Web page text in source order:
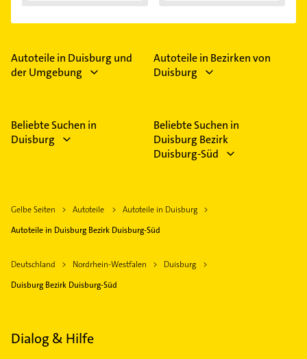
Autoteile in Duisburg und
der Umgebung
Autoteile in Bezirken von
Duisburg
Beliebte Suchen in
Duisburg
Beliebte Suchen in
Duisburg Bezirk
Duisburg-Süd
Gelbe Seiten Autoteile
Autoteile in Duisburg
Autoteile in Duisburg Bezirk Duisburg-Süd
Deutschland Nordrhein-Westfalen
Duisburg
Duisburg Bezirk Duisburg-Süd
Dialog & Hilfe